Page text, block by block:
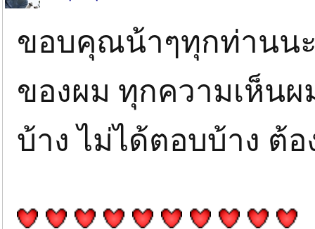
ขอบคุณน้าๆทุกท่านนะ
ของผม ทุกความเห็น
บ้าง ไม่ได้ตอบบ้าง ต้